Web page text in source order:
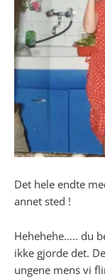
Det hele endte
annet sted !
Hehehehe….. du
ikke gjorde det.
ungene mens vi